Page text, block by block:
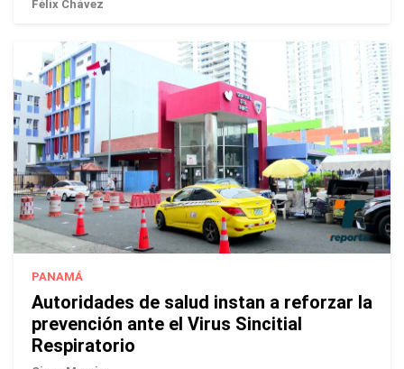
Félix Chávez
PANAMÁ
Autoridades de salud instan a reforzar la
prevención ante el Virus Sincitial
Respiratorio